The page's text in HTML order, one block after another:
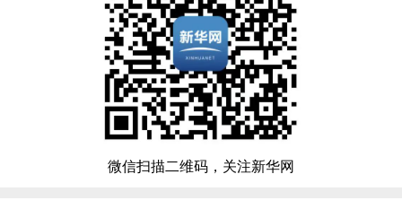
微信扫描二维码，关注新华网